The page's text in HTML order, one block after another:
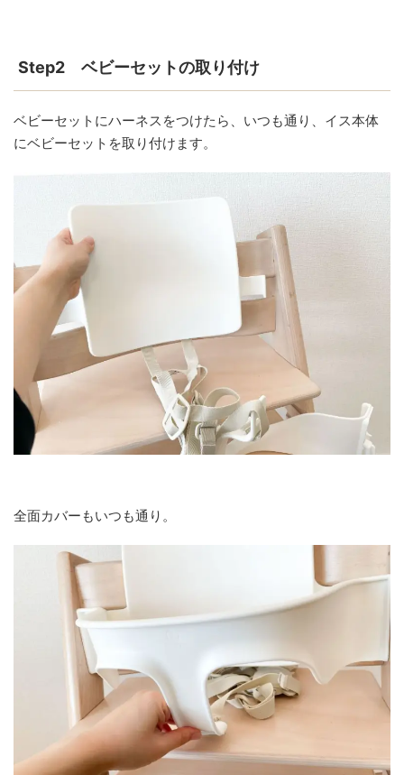
Step2 ベビーセットの取り付け
ベビーセットにハーネスをつけたら、いつも通り、イス本体
にベビーセットを取り付けます。
全面カバーもいつも通り。